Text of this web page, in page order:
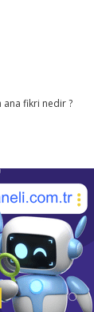
ana fikri nedir ?